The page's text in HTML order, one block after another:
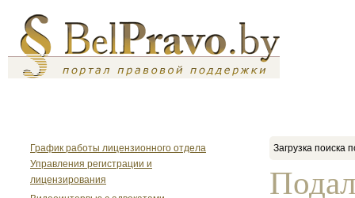
График работы лицензионного отдела
Управления регистрации и
лицензирования
Загрузка поиска